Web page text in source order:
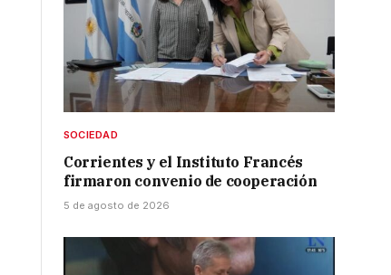
SOCIEDAD
Corrientes y el Instituto Francés
firmaron convenio de cooperación
5 de agosto de 2026